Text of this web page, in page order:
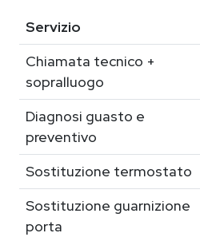
Servizio
Chiamata tecnico +
sopralluogo
Diagnosi guasto e
preventivo
Sostituzione termostato
Sostituzione guarnizione
porta